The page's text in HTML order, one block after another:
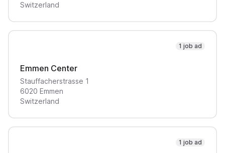
Switzerland
1 job ad
Emmen Center
Stauffacherstrasse 1
6020 Emmen
Switzerland
1 job ad